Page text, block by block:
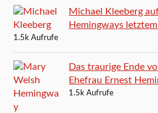
Michael Kleeberg
Hemingways
1.5k Aufrufe
Das traurige Ende
Ehefrau Ernest
1.5k Aufrufe